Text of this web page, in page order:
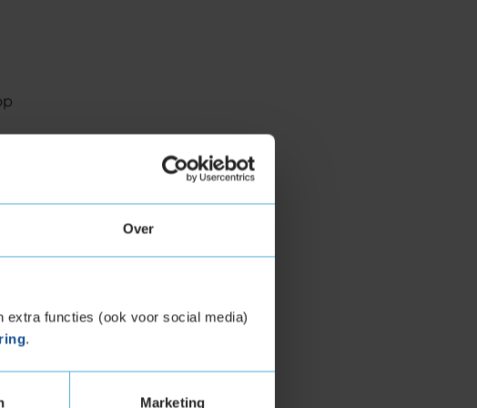
Over
extra functies (ook voor social media)
.
Marketing